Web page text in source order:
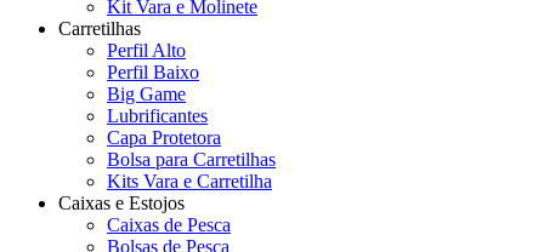
Kit Vara e Molinete
Carretilhas
Perfil Alto
Perfil Baixo
Big Game
Lubrificantes
Capa Protetora
Bolsa para Carretilhas
Kits Vara e Carretilha
Caixas e Estojos
Caixas de Pesca
Bolsas de Pesca